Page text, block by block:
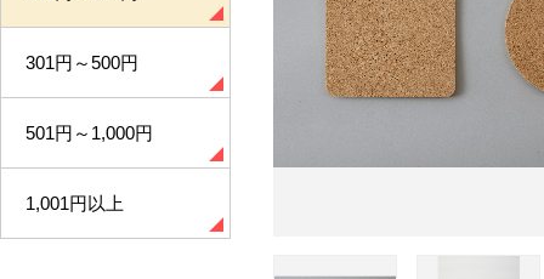
301円～500円
501円～1,000円
1,001円以上